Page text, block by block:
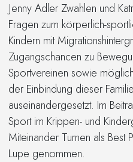
Jenny Adler Zwahlen und
Fragen zum körperlich-
Kindern mit
Zugangschancen zu
Sportvereinen sowie
der Einbindung dieser
auseinandergesetzt. Im
Sport im Krippen- und
Miteinander Turnen als Best
Lupe genommen.